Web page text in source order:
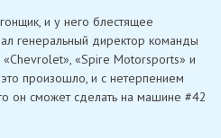
и у него блестящее
генеральный директор команды
«Spire Motorsports» и
произошло, и с нетерпением
он сможет сделать на машине #42